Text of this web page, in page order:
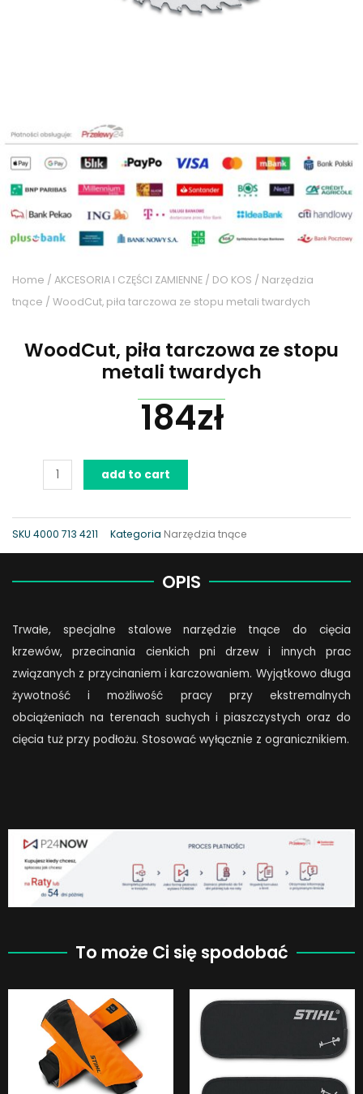
Home / AKCESORIA I CZĘŚCI ZAMIENNE / DO KOS / Narzędzia
tnące / WoodCut, piła tarczowa ze stopu metali twardych
WoodCut, piła tarczowa ze stopu
metali twardych
184zł
WoodCut,
ze
add to cart
SKU 4000 713 4211 Kategoria Narzędzia tnące
OPIS
Trwałe, specjalne stalowe narzędzie tnące do cięcia
krzewów, przecinania cienkich pni drzew i innych prac
związanych z przycinaniem i karczowaniem. Wyjątkowo długa
żywotność i możliwość pracy przy ekstremalnych
obciążeniach na terenach suchych i piaszczystych oraz do
cięcia tuż przy podłożu. Stosować wyłącznie z ogranicznikiem.
To może Ci się spodobać